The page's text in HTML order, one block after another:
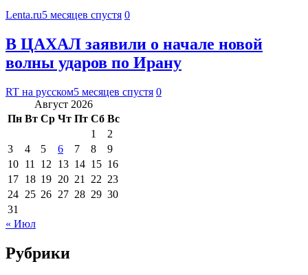
Lenta.ru5 месяцев спустя 0
В ЦАХАЛ заявили о начале новой
волны ударов по Ирану
RT на русском5 месяцев спустя 0
Август 2026
Пн Вт Ср Чт Пт Сб Вс
1
2
3
4 5 6 7 8
9
10 11 12 13 14 15 16
17 18 19 20 21 22 23
24 25 26 27 28 29 30
31
« Июл
Рубрики